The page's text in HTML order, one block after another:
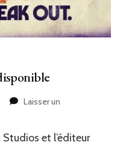
Laisser un
et l’éditeur